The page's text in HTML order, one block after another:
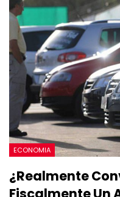
ECONOMIA
¿Realmente
Fiscalmente Un